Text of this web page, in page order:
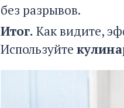
без разрывов.
Итог. Как видите,
Используйте